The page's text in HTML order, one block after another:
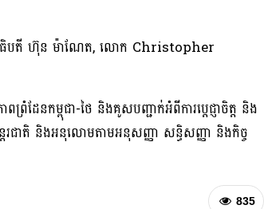
បវរធិបតី ហ៊ុន ម៉ាណែត, លោក Christopher
ព្រំដែនកម្ពុជា-ថៃ និងគូសបញ្ជាក់អំពីការប្តេជ្ញាចិត្ត និង
តរជាតិ និងអនុលោមតាមអនុសញ្ញា សន្ធិសញ្ញា និងកិច្ច
835